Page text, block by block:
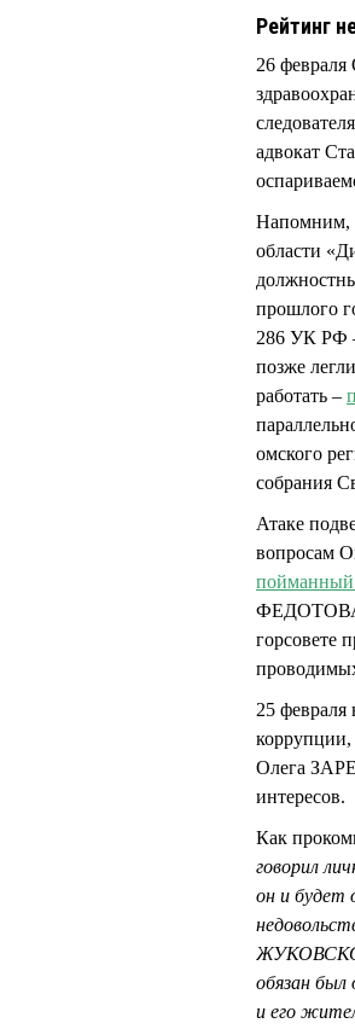
Рейтинг
26
адвокат
Напомним,
области
прошлого
286 УК РФ
позже
работать –
омского
собрания
Атаке
вопросам
ФЕДОТОВА
горсовете
25 февраля
коррупции,
Олега
интересов.
Как
говорил
он и будет
обязан
и его